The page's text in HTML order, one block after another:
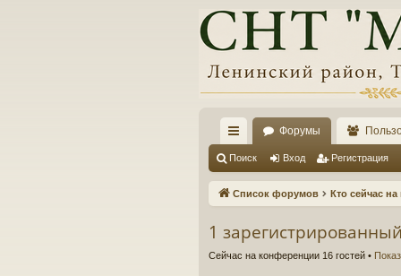
с
ы
и
Форумы
Поиск Вход Регистрация
Список форумов Кто сейчас
1
Сейчас на конференции 16 гостей •